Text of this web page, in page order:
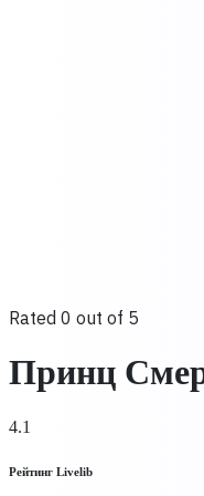
Rated 0 out of 5
Принц
4.1
Рейтинг Livelib